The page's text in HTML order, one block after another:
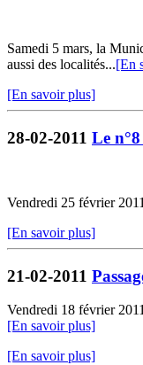
Samedi 5 mars, la
aussi des localités...[En
[En savoir plus]
28-02-2011 Le
Vendredi 25 février
[En savoir plus]
21-02-2011
Vendredi 18 février
[En savoir plus]
[En savoir plus]